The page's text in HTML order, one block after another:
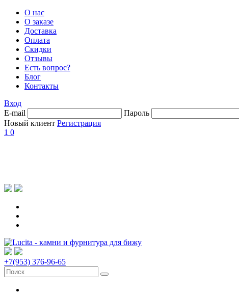
О нас
О заказе
Доставка
Оплата
Скидки
Отзывы
Есть вопрос?
Блог
Контакты
Вход
E-mail
Пароль
Новый клиент Регистрация
1 0
+7(953) 376-96-65